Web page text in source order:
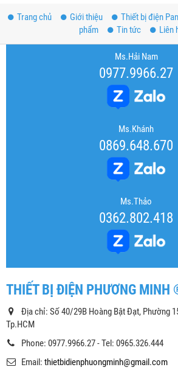
Trang chủ Giới thiệu Thiết bị điện
phẩm
Tin tức Liên
Ms.Hải Nam
0977.9966.27
Ms.Khánh
0869.648.670
Ms.Thảo
0362.802.418
THIẾT BỊ ĐIỆN PHƯƠNG MINH
Địa chỉ: Số 40/29B Hoàng Bật Đạt, Phường
Tp.HCM
Phone: 0977.9966.27 - Tel: 0965.326.444
Email: thietbidienphuongminh@gmail.com